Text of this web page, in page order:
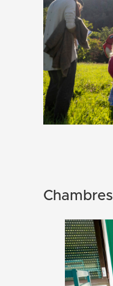
Chambres